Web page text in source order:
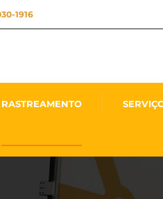
1916
RASTREAMENTO